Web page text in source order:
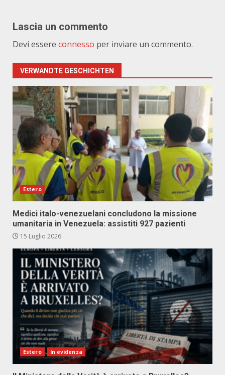
Lascia un commento
Devi essere connesso per inviare un commento.
VERWANDTE GESCHICHTEN
Estero
Medici italo-venezuelani concludono la missione
umanitaria in Venezuela: assistiti 927 pazienti
15 Luglio 2026
Estero In evidenza